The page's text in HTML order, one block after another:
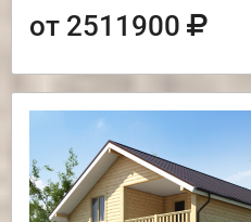
от 2511900